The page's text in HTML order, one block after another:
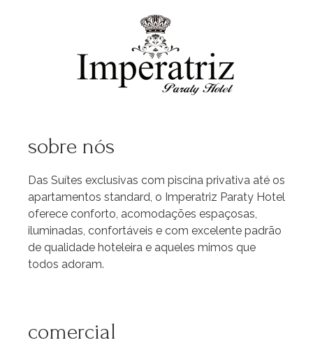
sobre nós
Das Suítes exclusivas com piscina privativa até os
apartamentos standard, o Imperatriz Paraty Hotel
oferece conforto, acomodações espaçosas,
iluminadas, confortáveis e com excelente padrão
de qualidade hoteleira e aqueles mimos que
todos adoram.
comercial